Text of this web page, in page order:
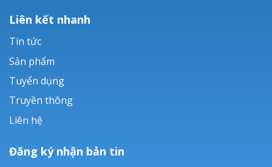
Liên kết nhanh
Tin tức
Sản phẩm
Tuyển dụng
Truyền thông
Liên hệ
Đăng ký nhận bản tin